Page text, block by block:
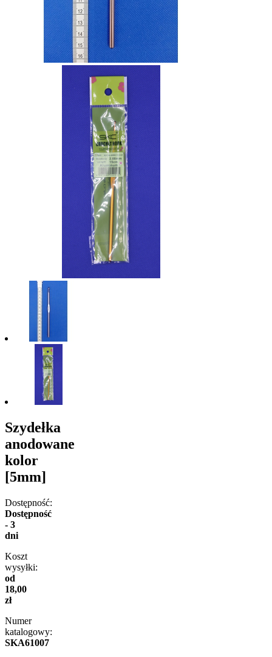
Szydełka
anodowane
kolor
[5mm]
Dostępność:
Dostępność
- 3
dni
Koszt
wysyłki:
od
18,00
zł
Numer
katalogowy:
SKA61007